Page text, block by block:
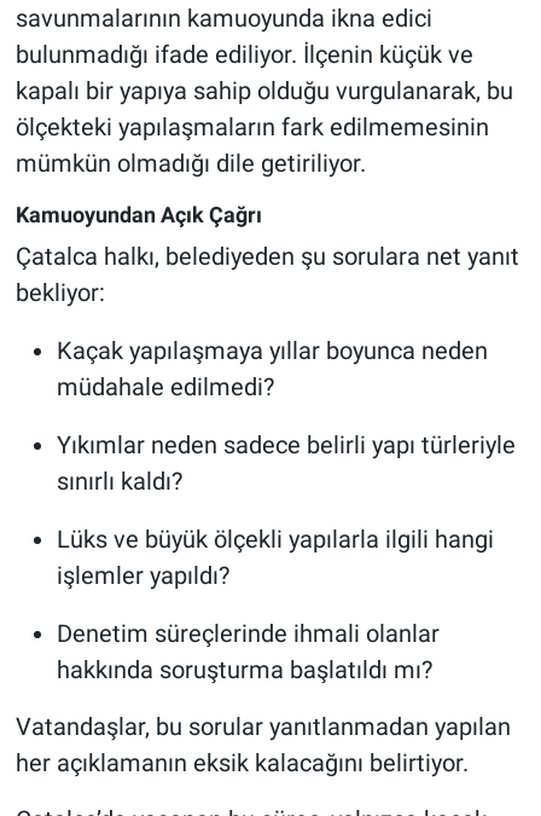
savunmalarının kamuoyunda ikna edici
bulunmadığı ifade ediliyor. İlçenin küçük ve
kapalı bir yapıya sahip olduğu vurgulanarak, bu
ölçekteki yapılaşmaların fark edilmemesinin
mümkün olmadığı dile getiriliyor.
Kamuoyundan Açık Çağrı
Çatalca halkı, belediyeden şu sorulara net yanıt
bekliyor:
Kaçak yapılaşmaya yıllar boyunca neden
müdahale edilmedi?
Yıkımlar neden sadece belirli yapı türleriyle
sınırlı kaldı?
Lüks ve büyük ölçekli yapılarla ilgili hangi
işlemler yapıldı?
Denetim süreçlerinde ihmali olanlar
hakkında soruşturma başlatıldı mı?
Vatandaşlar, bu sorular yanıtlanmadan yapılan
her açıklamanın eksik kalacağını belirtiyor.